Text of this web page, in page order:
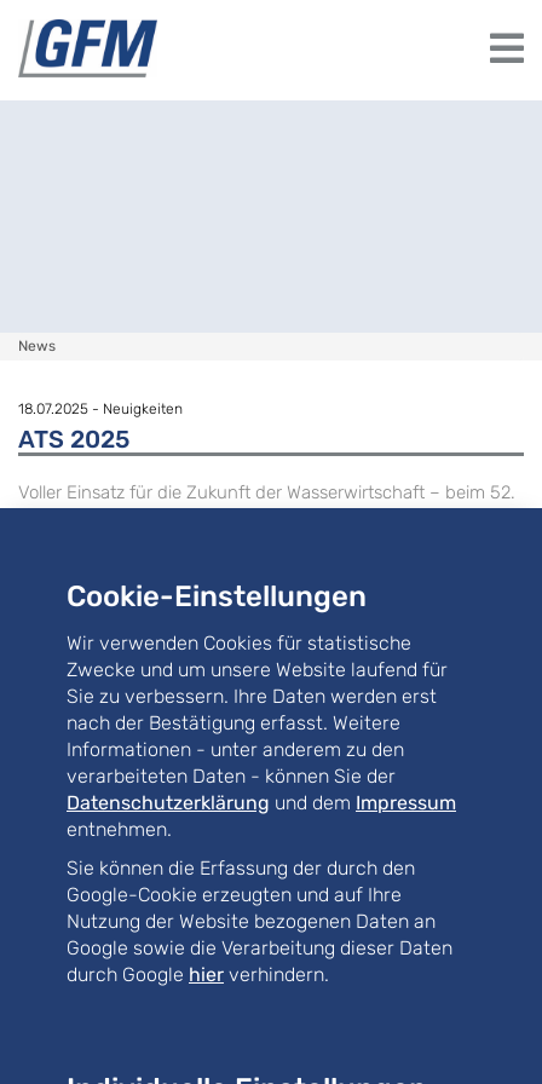
News
18.07.2025 - Neuigkeiten
ATS 2025
Voller Einsatz für die Zukunft der Wasserwirtschaft – beim 52.
Prozesssteuerung bis hin zu neuen Ansätzen für
Datensicherheit und Plattformlösungen – das diesjährige
ATS bot eine beeindruckende Bandbreite an Themen rund
um die Digitalisierung in der Siedlungswasserwirtschaft.
Kläranlagen praxistauglich umgesetzt werden können –
Cookie-Einstellungen
Wir verwenden Cookies für statistische
Zwecke und um unsere Website laufend für
Sie zu verbessern. Ihre Daten werden erst
nach der Bestätigung erfasst. Weitere
Informationen - unter anderem zu den
verarbeiteten Daten - können Sie der
Datenschutzerklärung und dem Impressum
entnehmen.
Sie können die Erfassung der durch den
Google-Cookie erzeugten und auf Ihre
Nutzung der Website bezogenen Daten an
Google sowie die Verarbeitung dieser Daten
durch Google hier verhindern.